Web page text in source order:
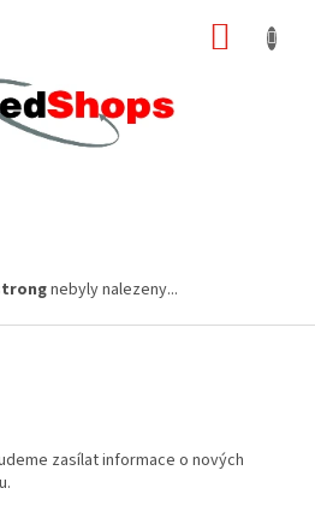
nebyly nalezeny...
zasílat informace o nových